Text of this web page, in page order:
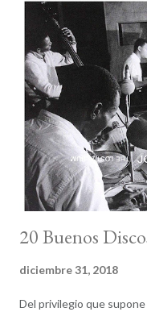
probablemente haga
Físicamente sí estaré
descansar y recuperar
todo caso, hay
por comentar —del
más adelante—, un
intentaré estar en los
tener un impa...
20 Buenos
diciembre 31, 2018
Del privilegio que